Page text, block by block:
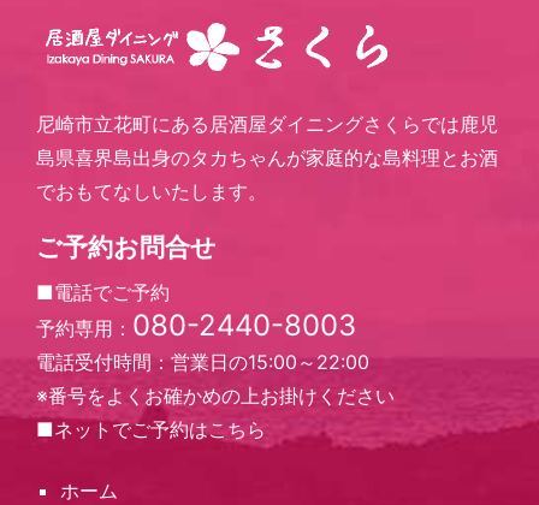
尼崎市立花町にある居酒屋ダイニングさくらでは鹿児
島県喜界島出身のタカちゃんが家庭的な島料理とお酒
でおもてなしいたします。
ご予約お問合せ
■電話でご予約
予約専用： 080-2440-8003
電話受付時間：営業日の15:00～22:00
※番号をよくお確かめの上お掛けください
■ネットでご予約はこちら
ホーム